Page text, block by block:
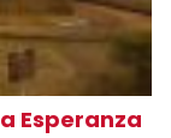
Esperanza